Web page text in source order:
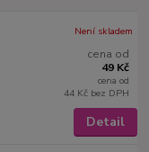
cena od
49 Kč
cena od
44 Kč bez DPH
Není skladem
Detail